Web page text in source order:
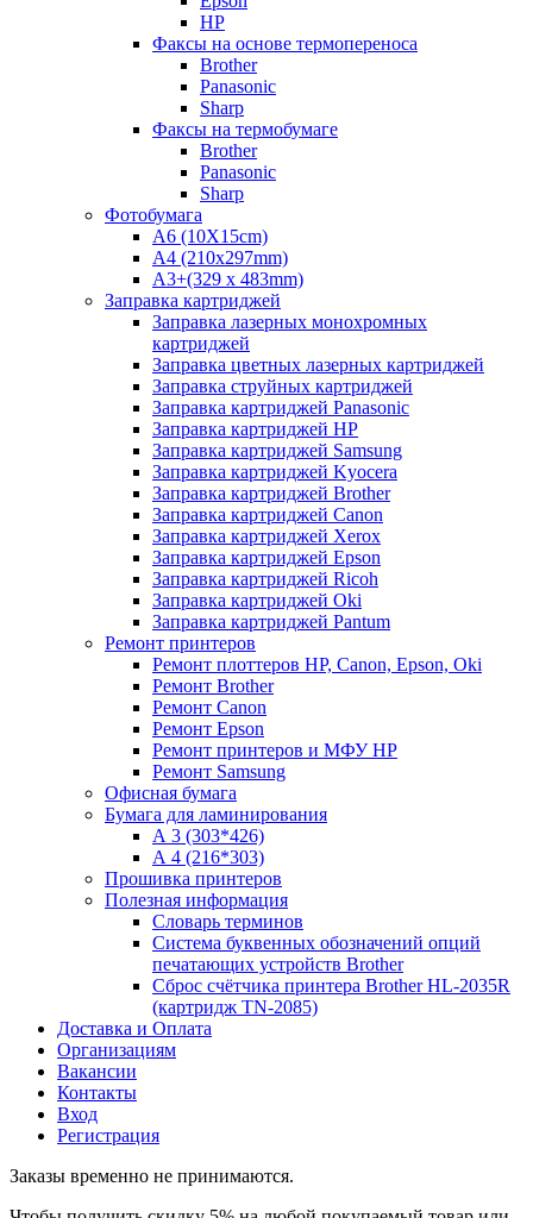
HP
Факсы на основе термопереноса
Brother
Panasonic
Sharp
Факсы на термобумаге
Brother
Panasonic
Sharp
Фотобумага
A6 (10X15cm)
A4 (210x297mm)
А3+(329 x 483mm)
Заправка картриджей
Заправка лазерных монохромных
картриджей
Заправка цветных лазерных картриджей
Заправка струйных картриджей
Заправка картриджей Panasonic
Заправка картриджей HP
Заправка картриджей Samsung
Заправка картриджей Kyocera
Заправка картриджей Brother
Заправка картриджей Canon
Заправка картриджей Xerox
Заправка картриджей Epson
Заправка картриджей Ricoh
Заправка картриджей Oki
Заправка картриджей Pantum
Ремонт принтеров
Ремонт плоттеров HP, Canon, Epson, Oki
Ремонт Brother
Ремонт Canon
Ремонт Epson
Ремонт принтеров и МФУ HP
Ремонт Samsung
Офисная бумага
Бумага для ламинирования
А 3 (303*426)
А 4 (216*303)
Прошивка принтеров
Полезная информация
Словарь терминов
Система буквенных обозначений опций
печатающих устройств Brother
Сброс счётчика принтера Brother HL-2035R
(картридж TN-2085)
Доставка и Оплата
Организациям
Вакансии
Контакты
Вход
Регистрация
Заказы временно не принимаются.